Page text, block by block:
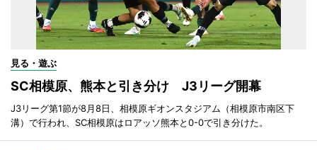
見る・遊ぶ
SC相模原、熊本と引き分け J3リーグ開幕
J3リーグ第1節が8月8日、相模原ギオンスタジアム（相模原市南区下
溝）で行われ、SC相模原はロアッソ熊本と0-0で引き分けた。